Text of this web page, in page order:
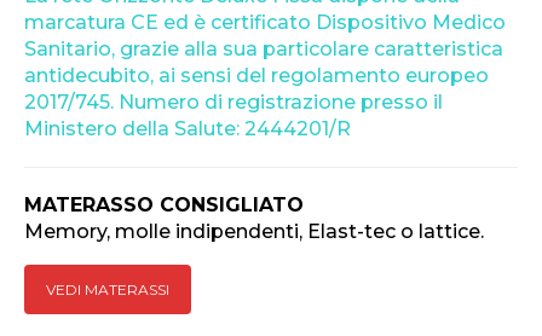
marcatura CE ed è certificato Dispositivo Medico
Sanitario, grazie alla sua particolare caratteristica
antidecubito, ai sensi del regolamento europeo
2017/745. Numero di registrazione presso il
Ministero della Salute: 2444201/R
MATERASSO CONSIGLIATO
Memory, molle indipendenti, Elast-tec o lattice.
VEDI MATERASSI